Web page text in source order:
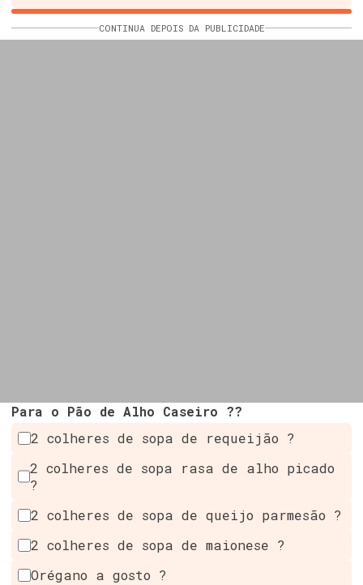
CONTINUA DEPOIS DA PUBLICIDADE
Para o Pão de Alho Caseiro ??
2 colheres de sopa de requeijão ?
2 colheres de sopa rasa de alho picado
?
2 colheres de sopa de queijo parmesão ?
2 colheres de sopa de maionese ?
Orégano a gosto ?